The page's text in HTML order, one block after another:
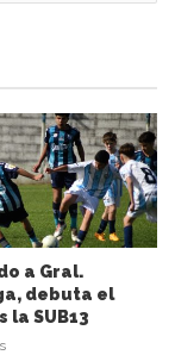
a Gral.
debuta el
la SUB13